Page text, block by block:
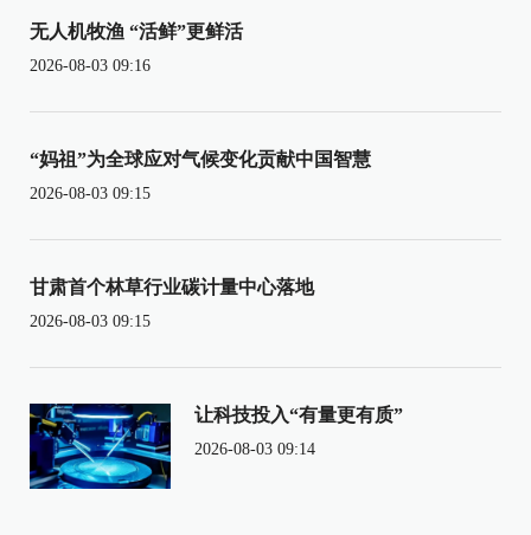
无人机牧渔 “活鲜”更鲜活
2026-08-03 09:16
“妈祖”为全球应对气候变化贡献中国智慧
2026-08-03 09:15
甘肃首个林草行业碳计量中心落地
2026-08-03 09:15
让科技投入“有量更有质”
2026-08-03 09:14